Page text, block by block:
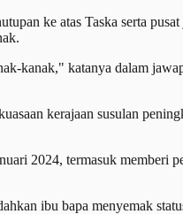
ke atas Taska serta
kanak," katanya dalam
kerajaan susulan
2024, termasuk memberi
ibu bapa menyemak